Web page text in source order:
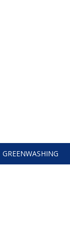
GREENWASHING